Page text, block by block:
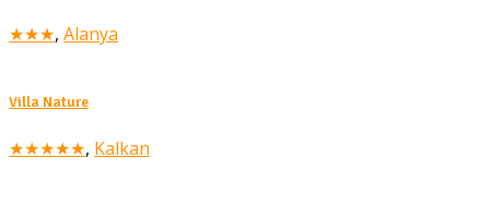
★★★, Alanya
Villa Nature
★★★★★, Kalkan